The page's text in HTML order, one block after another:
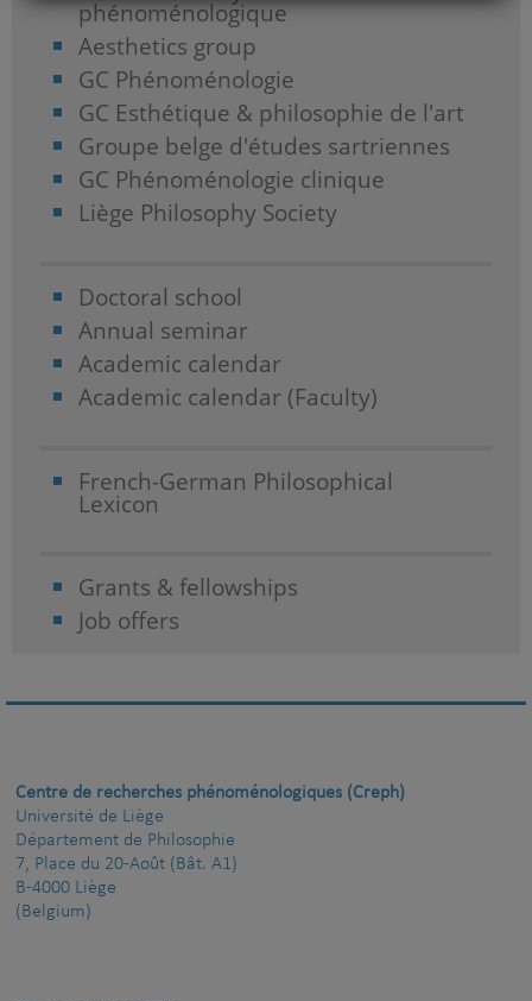
phénoménologique
Aesthetics group
GC Phénoménologie
GC Esthétique & philosophie de l'art
Groupe belge d'études sartriennes
GC Phénoménologie clinique
Liège Philosophy Society
Doctoral school
Annual seminar
Academic calendar
Academic calendar (Faculty)
French-German Philosophical
Lexicon
Grants & fellowships
Job offers
Centre de recherches phénoménologiques (Creph)
Université de Liège
Département de Philosophie
7, Place du 20-Août (Bât. A1)
B-4000 Liège
(Belgium)